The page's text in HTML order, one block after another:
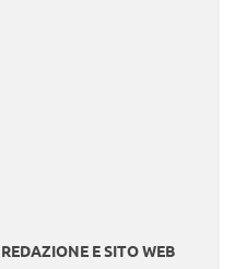
REDAZIONE E SITO WEB